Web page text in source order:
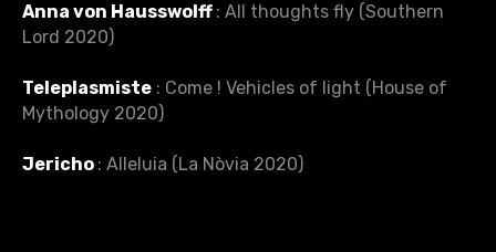
Anna von Hausswolff : All thoughts fly (Southern
Lord 2020)
Teleplasmiste : Come ! Vehicles of light (House of
Mythology 2020)
Jericho : Alleluia (La Nòvia 2020)